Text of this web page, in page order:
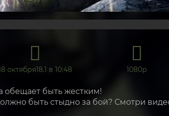
октября18.1 в 10:48 1080р
обещает быть жестким!
быть стыдно за бой? Смотри